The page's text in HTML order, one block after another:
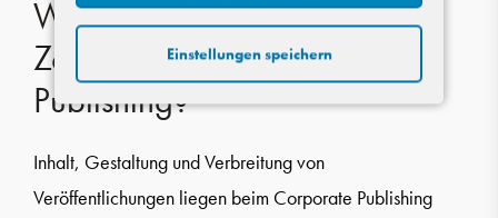
Einstellungen speichern
Welche Rolle spielt der Faktor
Zeit beim Corporate
Publishing?
Inhalt, Gestaltung und Verbreitung von
Veröffentlichungen liegen beim Corporate Publishing